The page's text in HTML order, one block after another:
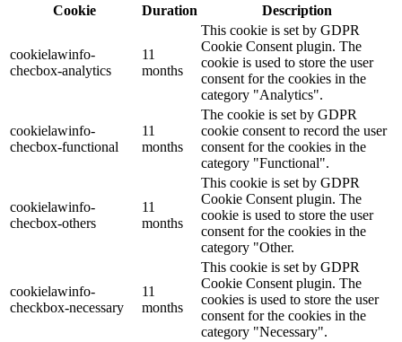
Cookie
Duration Description
cookielawinfo-
checbox-analytics
11
months
This cookie is set by GDPR
Cookie Consent plugin. The
cookie is used to store the user
consent for the cookies in the
category "Analytics".
cookielawinfo-
checbox-functional
11
months
The cookie is set by GDPR
cookie consent to record the user
consent for the cookies in the
category "Functional".
cookielawinfo-
checbox-others
11
months
This cookie is set by GDPR
Cookie Consent plugin. The
cookie is used to store the user
consent for the cookies in the
category "Other.
cookielawinfo-
checkbox-necessary
11
months
This cookie is set by GDPR
Cookie Consent plugin. The
cookies is used to store the user
consent for the cookies in the
category "Necessary".